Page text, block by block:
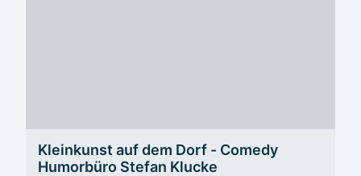
Kleinkunst auf dem Dorf - Comedy
Humorbüro Stefan Klucke